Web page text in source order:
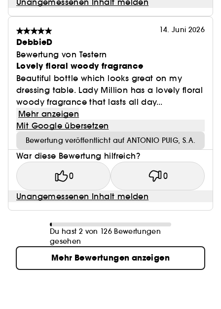
Unangemessenen Inhalt melden
14. Juni 2026
DebbieD
Bewertung von Testern
Lovely floral woody fragrance
Beautiful bottle which looks great on my
dressing table. Lady Million has a lovely floral
woody fragrance that lasts all day...
Mehr anzeigen
Mit Google übersetzen
Bewertung veröffentlicht auf ANTONIO PUIG, S.A.
War diese Bewertung hilfreich?
0 0
Unangemessenen Inhalt melden
Du hast 2 von 126 Bewertungen
gesehen
Mehr Bewertungen anzeigen